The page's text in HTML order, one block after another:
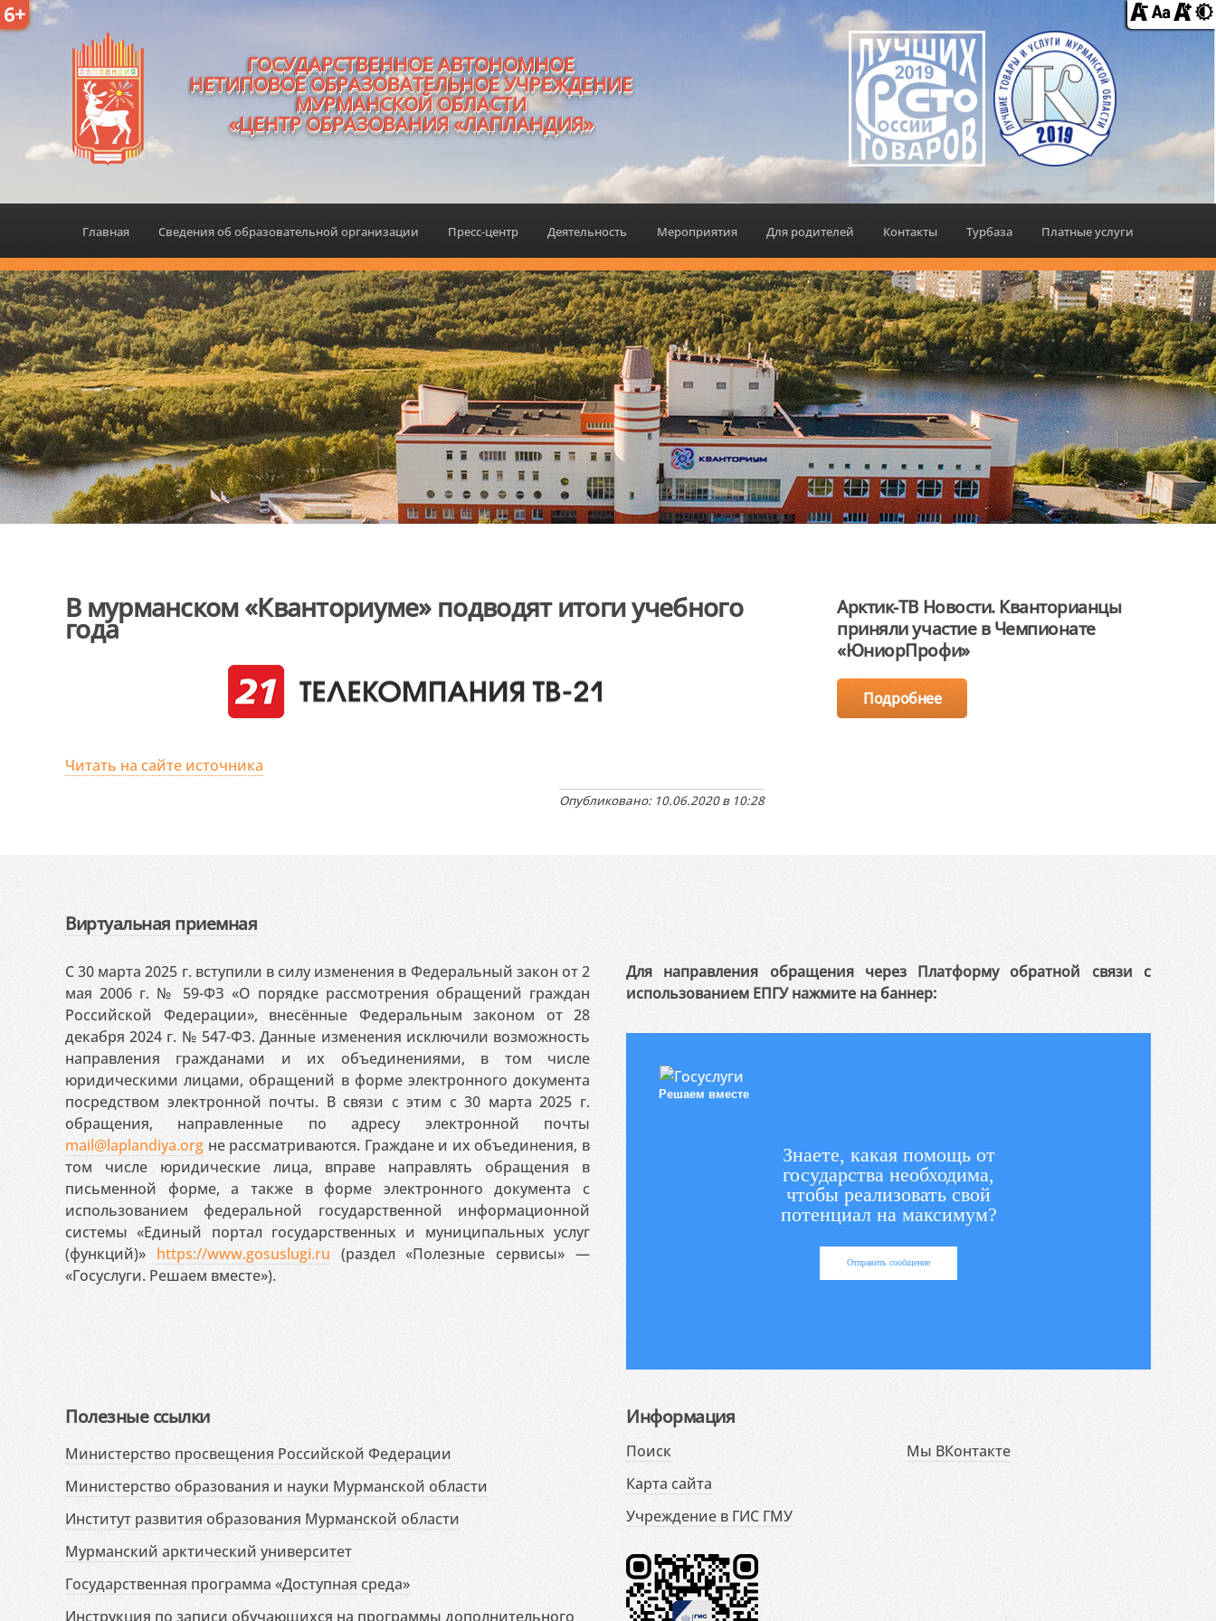
6+
ГОСУДАРСТВЕННОЕ АВТОНОМНОЕ
НЕТИПОВОЕ ОБРАЗОВАТЕЛЬНОЕ УЧРЕЖДЕНИЕ
МУРМАНСКОЙ ОБЛАСТИ
«ЦЕНТР ОБРАЗОВАНИЯ «ЛАПЛАНДИЯ»
Главная Сведения об образовательной организации Пресс-центр Деятельность Мероприятия Для родителей Контакты Турбаза Платные услуги
В мурманском «Кванториуме» подводят итоги учебного
года
Читать на сайте источника
Опубликовано: 10.06.2020 в 10:28
Арктик-ТВ Новости. Кванторианцы
приняли участие в Чемпионате
«ЮниорПрофи»
Подробнее
Виртуальная приемная
С 30 марта 2025 г. вступили в силу изменения в Федеральный закон от 2
мая 2006 г. № 59-ФЗ «О порядке рассмотрения обращений граждан
Российской Федерации», внесённые Федеральным законом от 28
декабря 2024 г. № 547-ФЗ. Данные изменения исключили возможность
направления гражданами и их объединениями, в том числе
юридическими лицами, обращений в форме электронного документа
посредством электронной почты. В связи с этим с 30 марта 2025 г.
обращения, направленные по адресу электронной почты
mail@laplandiya.org не рассматриваются. Граждане и их объединения, в
том числе юридические лица, вправе направлять обращения в
письменной форме, а также в форме электронного документа с
использованием федеральной государственной информационной
системы «Единый портал государственных и муниципальных услуг
(функций)» https://www.gosuslugi.ru (раздел «Полезные сервисы» —
«Госуслуги. Решаем вместе»).
Для направления обращения через Платформу обратной связи с
использованием ЕПГУ нажмите на баннер:
Решаем вместе
Знаете, какая помощь от
государства необходима,
чтобы реализовать свой
потенциал на максимум?
Отправить сообщение
Полезные ссылки
Министерство просвещения Российской Федерации
Министерство образования и науки Мурманской области
Институт развития образования Мурманской области
Мурманский арктический университет
Государственная программа «Доступная среда»
Инструкция по записи обучающихся на программы дополнительного
Информация
Поиск
Карта сайта
Учреждение в ГИС ГМУ
Мы ВКонтакте